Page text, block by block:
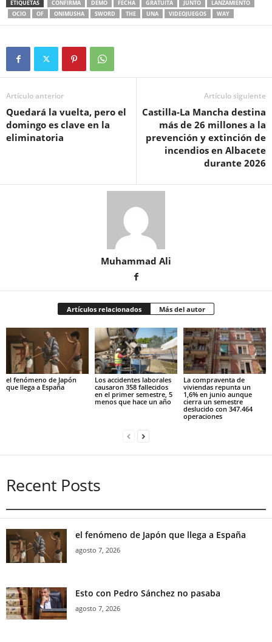
ETIQUETAS CONFIRMA DEMO FECHA GRATUITA JUNTO
LANZAMIENTO
OCIO
OF ONIMUSHA SWORD THE UNA VIDEOJUEGOS WAY
Artículo anterior
Quedará la vuelta, pero el
domingo es clave en la
eliminatoria
Artículo siguiente
Castilla-La Mancha destina
más de 26 millones a la
prevención y extinción de
incendios en Albacete
durante 2026
Muhammad Ali
Artículos relacionados Más del autor
el fenómeno de Japón
que llega a España
Los accidentes laborales
causaron 358 fallecidos
en el primer semestre, 5
menos que hace un año
La compraventa de
viviendas repunta un
1,6% en junio aunque
cierra un semestre
deslucido con 347.464
operaciones
Recent Posts
el fenómeno de Japón que llega a España
agosto 7, 2026
Esto con Pedro Sánchez no pasaba
agosto 7, 2026